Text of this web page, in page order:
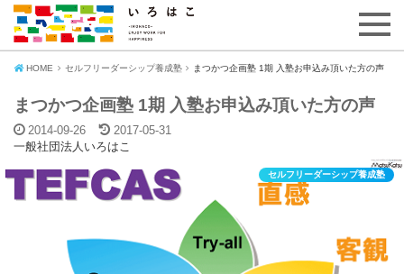
HOME セルフリーダーシップ養成塾 まつかつ企画塾 1期 入塾お申込み頂いた方の声
まつかつ企画塾 1期 入塾お申込み頂いた方の声
2014-09-26
2017-05-31
一般社団法人いろはこ
セルフリーダーシップ養成塾